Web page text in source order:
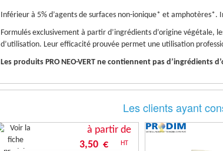
Inférieur à 5% d’agents de surfaces non-ionique* et amphotères*.
Formulés exclusivement à partir d’ingrédients d’origine
d’utilisation. Leur efficacité prouvée permet une utilisation
Les produits PRO NEO-VERT ne contiennent pas
Les clients ayant
à partir de
3,50 €
HT